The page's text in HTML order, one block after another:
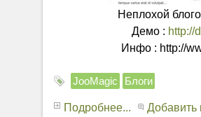
Неплохой
Демо : http://
Инфо : http://
JooMagic Блоги
Подробнее... Добавить